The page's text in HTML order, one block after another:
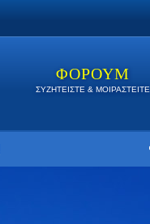
ΦΟΡΟΥΜ
ΣΥΖΗΤΕΙΣΤΕ & ΜΟΙΡΑΣΤΕΙΤΕ